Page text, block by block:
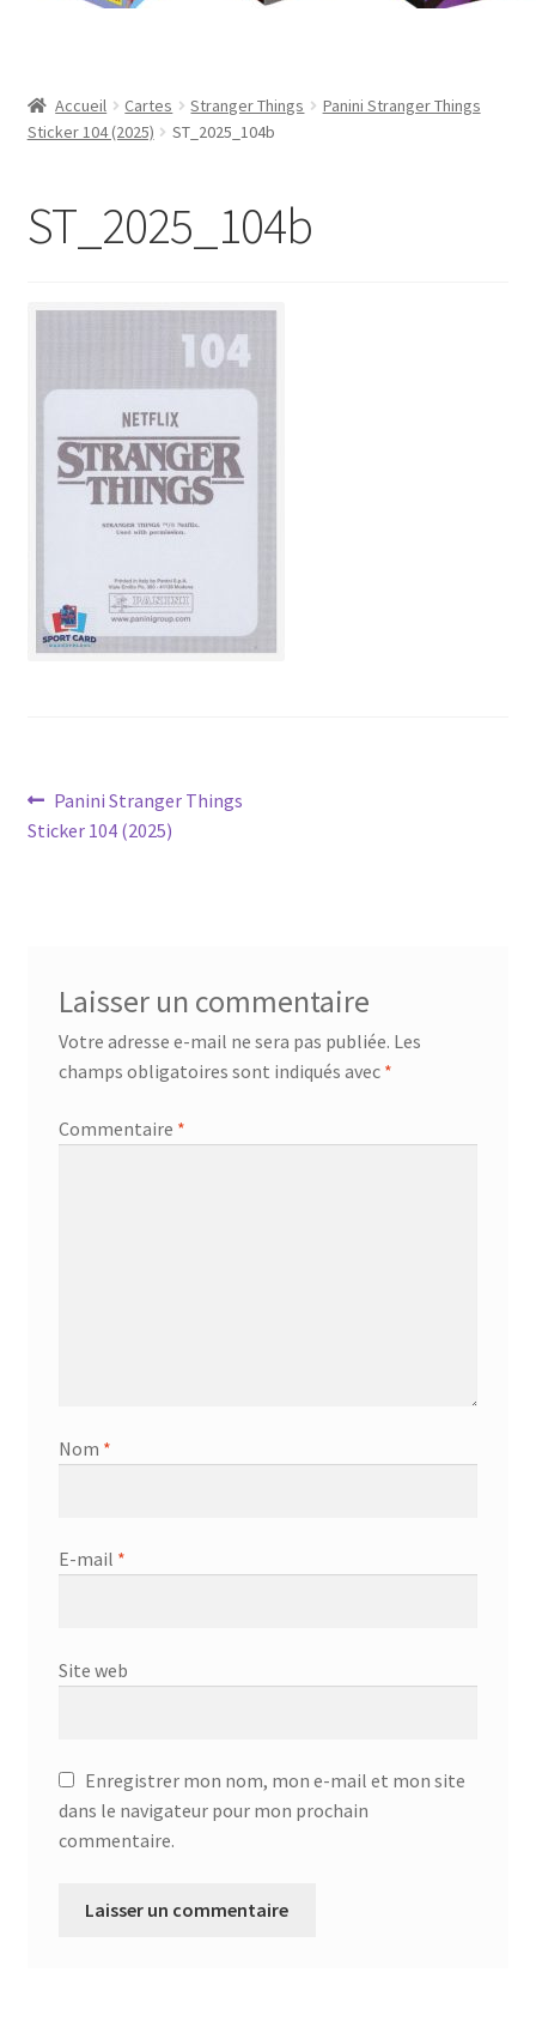
Mon compte
Panier
Accueil Cartes Stranger Things
Panini Stranger Things
Sticker 104 (2025)
ST_2025_104b
ST_2025_104b
Navigation
de
Article
précédent :
Panini Stranger Things
Sticker 104 (2025)
Laisser un commentaire
Votre adresse e-mail ne sera pas publiée. Les
champs obligatoires sont indiqués avec *
Commentaire *
Nom *
E-mail *
Site web
Enregistrer mon nom, mon e-mail et mon site
dans le navigateur pour mon prochain
commentaire.